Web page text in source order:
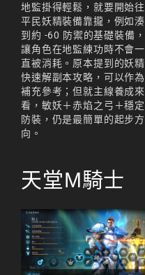
地監掛得輕鬆，就要開始往
平民妖精裝備靠攏，例如湊
到約 -60 防禦的基礎裝備，
讓角色在地監練功時不會一
直被消耗。原本提到的妖精
快速解副本攻略，可以作為
補充參考；但就主線養成來
看，敏妖＋赤焰之弓＋穩定
防裝，仍是最簡單的起步方
向。
天堂M騎士